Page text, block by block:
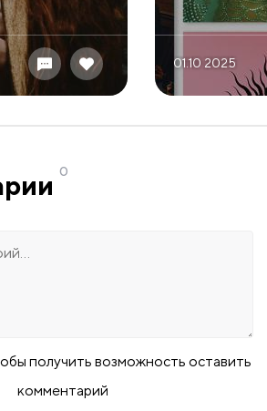
01.10 2025
0
получить возможность оставить
комментарий